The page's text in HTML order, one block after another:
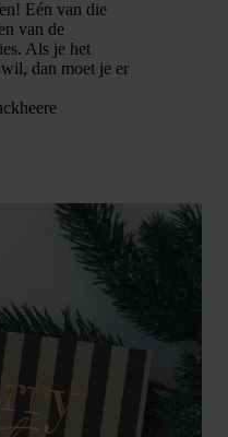
Eén van die
van de
Als je het
dan moet je er